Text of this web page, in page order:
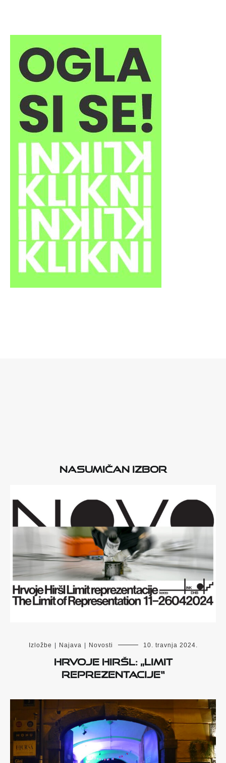
Nasumičan izbor
Izložbe Najava Novosti 10. travnja 2024.
Hrvoje Hiršl: „Limit
reprezentacije“